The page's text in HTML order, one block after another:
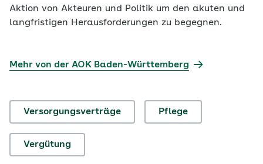
Aktion von Akteuren und Politik um den akuten und
langfristigen Herausforderungen zu begegnen.
Mehr von der AOK Baden-Württemberg
Versorgungsverträge Pflege
Vergütung